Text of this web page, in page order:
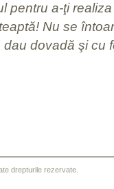
pentru a-ţi
Nu se
dovadă şi cu
drepturile rezervate.